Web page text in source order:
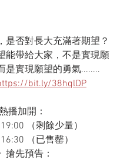
是否對長大充滿著期望？
能帶給大家，不是實現願
是實現願望的勇氣........
bit.ly/38hqlDP
播加開：
（剩餘少量）
（已售罄）
搶先預告：